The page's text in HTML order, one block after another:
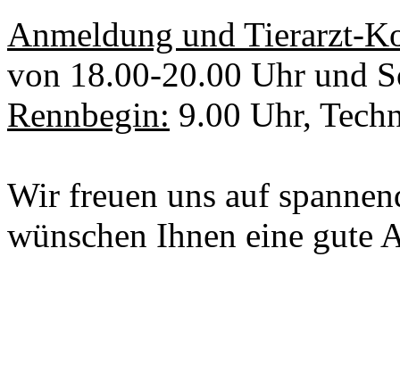
Anmeldung und Tierarzt-
von 18.00-20.00 Uhr und
Rennbegin: 9.00 Uhr,
Wir freuen uns auf
wünschen Ihnen eine gute